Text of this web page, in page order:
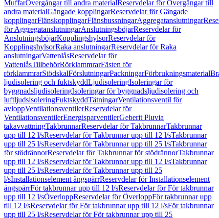
MuffarÖvergångar till andra materialReservdelar för Övergångar till
andra materialGängade kopplingarReservdelar för Gängade
kopplingarFlänskopplingarFlänsbussningarAggregatanslutningar
för AggregatanslutningarAnslutningsböjarReservdelar för
AnslutningsböjarKopplingshylsorReservdelar för
KopplingshylsorRaka anslutningarReservdelar för Raka
anslutningarVattenlåsReservdelar för
VattenlåsTillbehörRörklammrarFästen för
rörklammrarStödskalFörslutningarPackningarFörbrukningsmaterial
ljudisolering och fuktskyddLjudisoleringIsoleringar för
byggnadsljudisoleringIsoleringar för byggnadsljudisolering och
luftljudsisoleringFuktskyddTätningarVentilationsventil för
avloppVentilationsventilerReservdelar för
VentilationsventilerEnergisparventilerGeberit Pluvia
takavvattningTakbrunnarReservdelar för TakbrunnarTakbrunnar
upp till 12 l/sReservdelar för Takbrunnar upp till 12 l/sTakbrunnar
upp till 25 l/sReservdelar för Takbrunnar upp till 25 l/sTakbrunnar
för stödrännorReservdelar för Takbrunnar för stödrännorTakbrunnar
upp till 12 l/sReservdelar för Takbrunnar upp till 12 l/sTakbrunnar
upp till 25 l/sReservdelar för Takbrunnar upp till 25
l/sInstallationselement ångspärrReservdelar för Installationselement
ångspärrFör takbrunnar upp till 12 l/sReservdelar för För takbrunnar
upp till 12 l/sÖverloppReservdelar för ÖverloppFör takbrunnar upp
till 12 l/sReservdelar för För takbrunnar upp till 12 l/sFör takbrunnar
upp till 25 l/sReservdelar för För takbrunnar upp till 25